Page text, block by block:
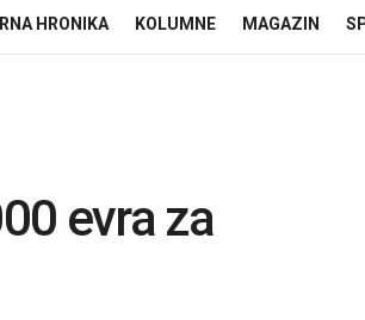
HRONIKA KOLUMNE MAGAZIN
evra za